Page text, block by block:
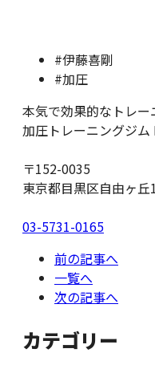
#伊藤喜剛
#加圧
本気で効果的なトレー
加圧トレーニングジム
〒152-0035
東京都目黒区自由ヶ
03-5731-0165
前の記事へ
一覧へ
次の記事へ
カテゴリー